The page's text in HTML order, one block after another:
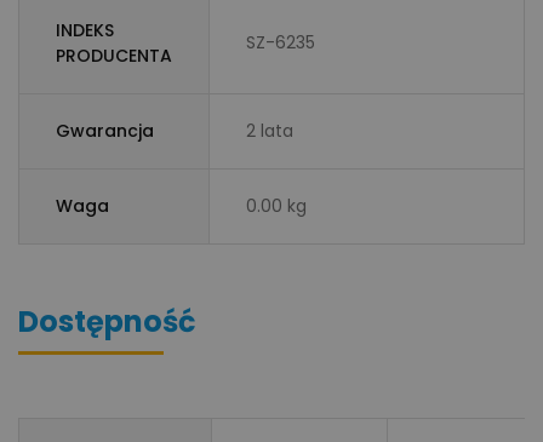
INDEKS
PRODUCENTA
SZ-6235
Gwarancja 2 lata
Waga 0.00 kg
Dostępność